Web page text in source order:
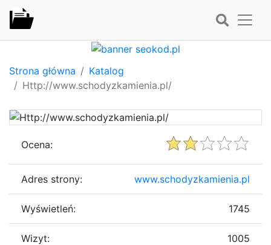
Strona główna
Katalog
Http://www.schodyzkamienia.pl/
Ocena:
Adres strony: www.schodyzkamienia.pl
Wyświetleń: 1745
Wizyt: 1005